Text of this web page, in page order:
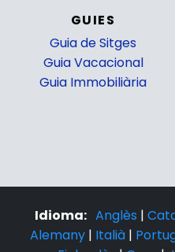
GUIES
Guia de Sitges
Guia Vacacional
Guia Immobiliària
Idioma: Anglès |
Alemany | Italià |